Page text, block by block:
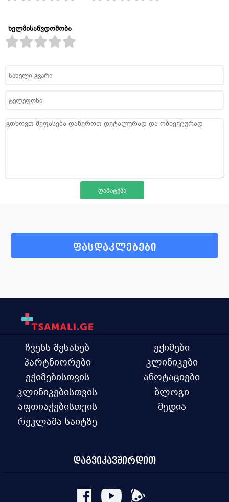
ხელმისაწვდომობა
ფასდაკლებები
ჩვენს შესახებ
პარტნიორები
ექიმებისთვის
კლინიკებისთვის
აფთიაქებისთვის
რეკლამა საიტზე
ექიმები
კლინიკები
ანოტაციები
ბლოგი
მედია
დაგვიკავშირდით